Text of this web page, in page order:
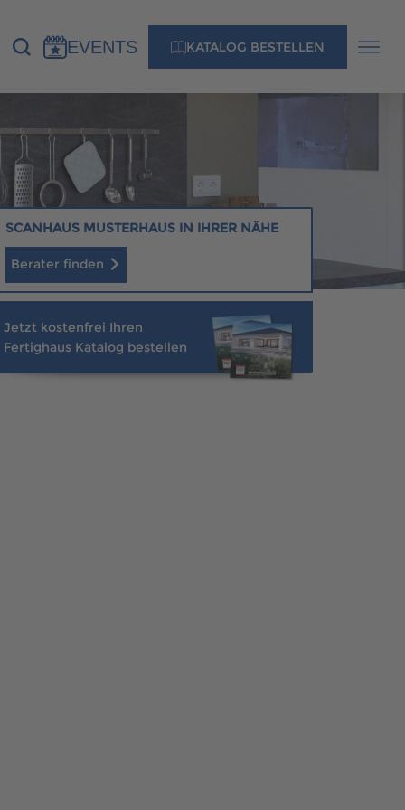
EVENTS KATALOG BESTELLEN
KONTAKT
MUSTERHAUS FINDEN
MUSTERHAUS FINDEN
SCANHAUS MUSTERHAUS IN IHRER NÄHE
Berater finden
Jetzt kostenfrei Ihren
Fertighaus Katalog bestellen